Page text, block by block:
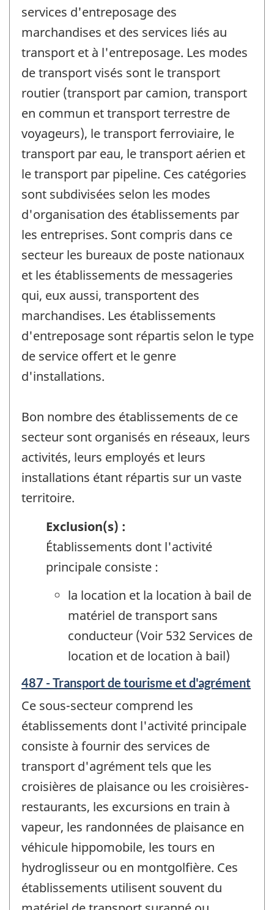
services d'entreposage des
marchandises et des services liés au
transport et à l'entreposage. Les modes
de transport visés sont le transport
routier (transport par camion, transport
en commun et transport terrestre de
voyageurs), le transport ferroviaire, le
transport par eau, le transport aérien et
le transport par pipeline. Ces catégories
sont subdivisées selon les modes
d'organisation des établissements par
les entreprises. Sont compris dans ce
secteur les bureaux de poste nationaux
et les établissements de messageries
qui, eux aussi, transportent des
marchandises. Les établissements
d'entreposage sont répartis selon le type
de service offert et le genre
d'installations.
Bon nombre des établissements de ce
secteur sont organisés en réseaux, leurs
activités, leurs employés et leurs
installations étant répartis sur un vaste
territoire.
Exclusion(s) :
Établissements dont l'activité
principale consiste :
la location et la location à bail de
matériel de transport sans
conducteur (Voir 532 Services de
location et de location à bail)
487 - Transport de tourisme et d'agrément
Ce sous-secteur comprend les
établissements dont l'activité principale
consiste à fournir des services de
transport d'agrément tels que les
croisières de plaisance ou les croisières-
restaurants, les excursions en train à
vapeur, les randonnées de plaisance en
véhicule hippomobile, les tours en
hydroglisseur ou en montgolfière. Ces
établissements utilisent souvent du